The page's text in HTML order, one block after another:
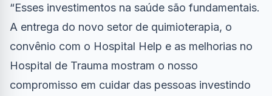
“Esses investimentos na saúde são fundamentais.
A entrega do novo setor de quimioterapia, o
convênio com o Hospital Help e as melhorias no
Hospital de Trauma mostram o nosso
compromisso em cuidar das pessoas investindo